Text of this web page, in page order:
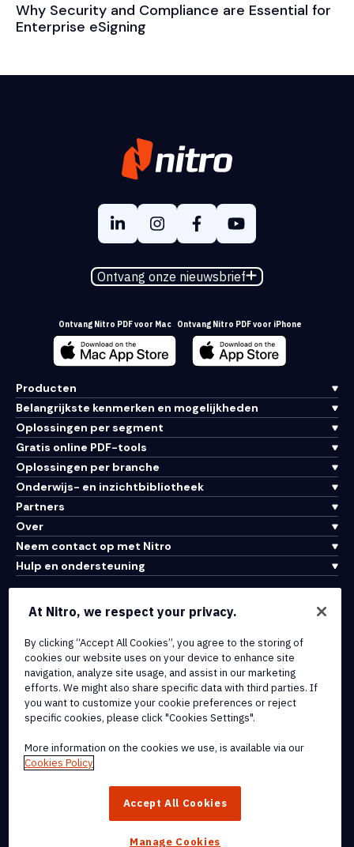
Why Security and Compliance are Essential for
Enterprise eSigning
Ontvang onze nieuwsbrief
Ontvang Nitro PDF voor Mac Ontvang Nitro PDF voor iPhone
Producten
Belangrijkste kenmerken en mogelijkheden
Oplossingen per segment
Gratis online PDF-tools
Oplossingen per branche
Onderwijs- en inzichtbibliotheek
Partners
Over
Neem contact op met Nitro
Hulp en ondersteuning
Integraties en API-connectiviteit
Cookiebeleid
Copyrightbeleid
Alle voorwaarden en beleidsmaatregelen
© 2026 Nitro Software, Inc. Inc. Alle rechten voorbehouden.
Nitro, het Nitro-logo, Nitro Productivity Platform, Nitro PDF Pro, Nitro
dochterondernemingen in de Verenigde Staten en/of andere
At Nitro, we respect your privacy.
By clicking “Accept All Cookies”, you agree to the storing of
cookies our website uses on your device to enhance site
navigation, analyze site usage, and assist in our marketing
efforts. We might also share specific data with third parties. If
you want to customize your cookie preferences or reject
specific cookies, please click "Cookies Settings".
More information on the cookies we use, is available via our
Cookies Policy
Accept All Cookies
Manage Cookies